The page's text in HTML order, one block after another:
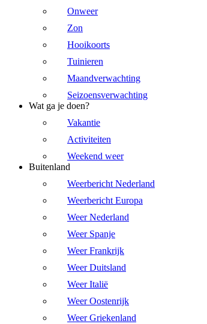
Onweer
Zon
Hooikoorts
Tuinieren
Maandverwachting
Seizoensverwachting
Wat ga je doen?
Vakantie
Activiteiten
Weekend weer
Buitenland
Weerbericht Nederland
Weerbericht Europa
Weer Nederland
Weer Spanje
Weer Frankrijk
Weer Duitsland
Weer Italië
Weer Oostenrijk
Weer Griekenland